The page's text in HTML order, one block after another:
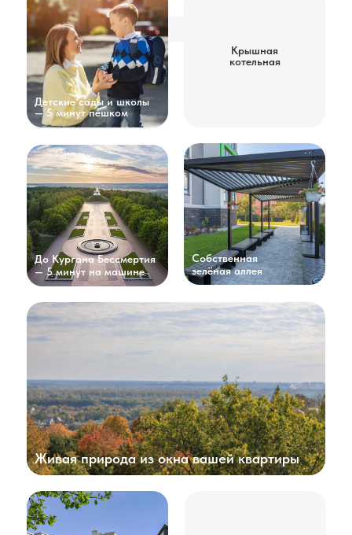
До Кургана Бессмертия
— 5 минут на машине
Живая природа из окна вашей квартиры
Детские сады и школы
— 5 минут пешком
Собственная
зелёная аллея
Крышная
котельная